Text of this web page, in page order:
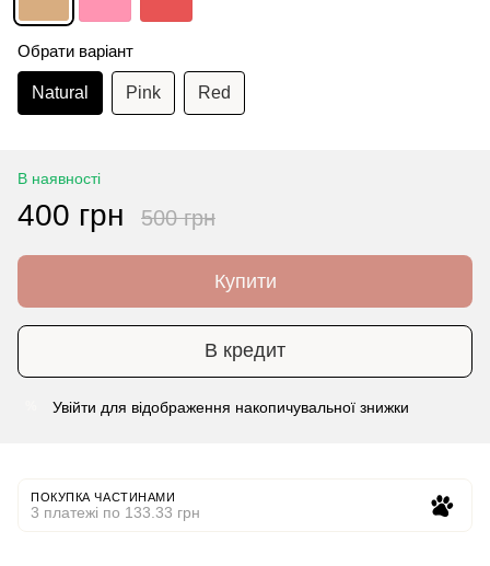
Обрати варіант
Natural Pink Red
В наявності
400 грн 500 грн
Купити
В кредит
Увійти для відображення накопичувальної знижки
ПОКУПКА ЧАСТИНАМИ
3 платежі по 133.33 грн